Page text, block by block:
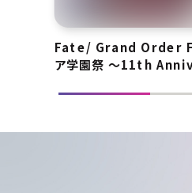
Fate/ Grand Order
ア学園祭 ～11th